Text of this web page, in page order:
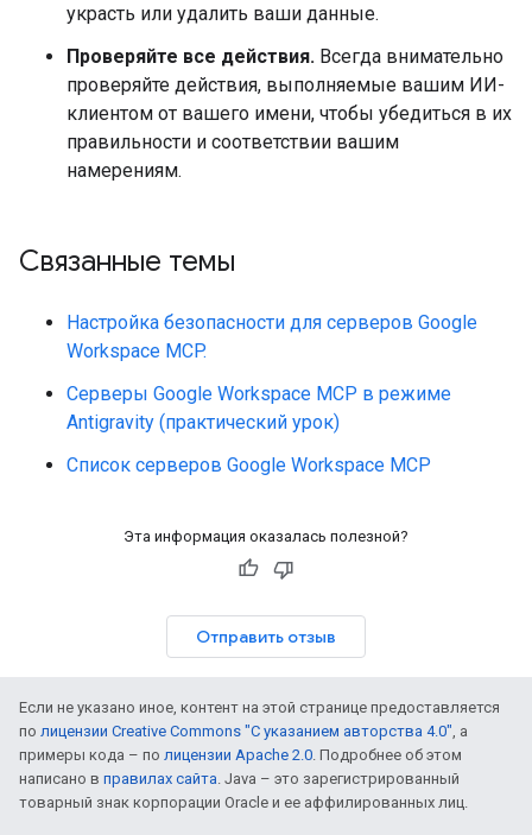
украсть или удалить ваши данные.
Проверяйте все действия. Всегда внимательно
проверяйте действия, выполняемые вашим ИИ-
клиентом от вашего имени, чтобы убедиться в их
правильности и соответствии вашим
намерениям.
Связанные темы
Настройка безопасности для серверов Google
Workspace MCP.
Серверы Google Workspace MCP в режиме
Antigravity (практический урок)
Список серверов Google Workspace MCP
Эта информация оказалась полезной?
Отправить отзыв
Если не указано иное, контент на этой странице предоставляется
по лицензии Creative Commons "С указанием авторства 4.0", а
примеры кода – по лицензии Apache 2.0. Подробнее об этом
написано в правилах сайта. Java – это зарегистрированный
товарный знак корпорации Oracle и ее аффилированных лиц.